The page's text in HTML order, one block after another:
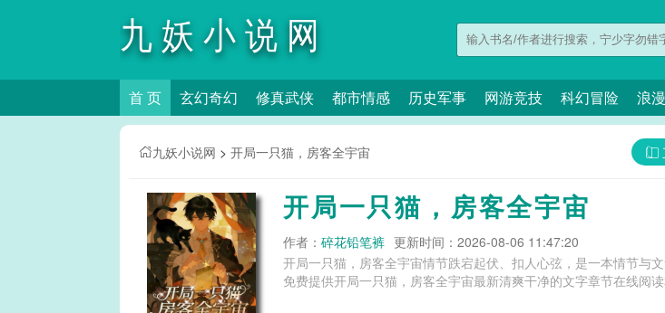
九妖小说网
首 页 玄幻奇幻 修真武侠 都市情感 历史军事 网游竞技 科幻冒险 浪
九妖小说网 > 开局一只猫，房客全宇宙
开局一只猫，房客全宇宙
作者： 碎花铅笔裤 更新时间：2026-08-06 11:47:20
开局一只猫，房客全宇宙情节跌宕起伏、扣人心弦，是一本情节与
免费提供开局一只猫，房客全宇宙最新清爽干净的文字章节在线阅读